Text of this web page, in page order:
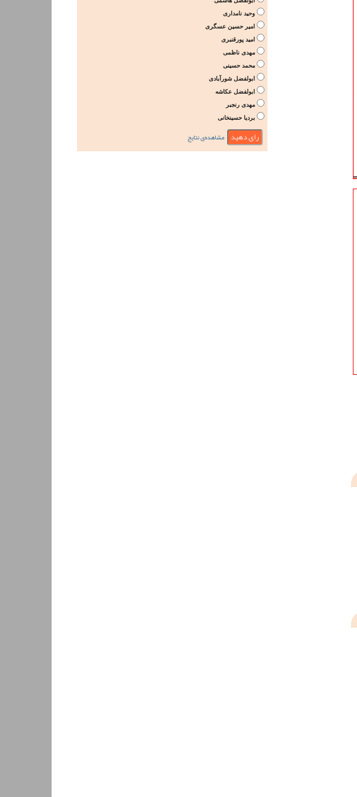
وحید نامداری
امیر حسین عسگری
امید پورقنبری
مهدی ناظمی
محمد حسینی
ابولفضل شورآبادی
ابولفضل عکاشه
مهدی رنجبر
بردیا حسینخانی
مشاهده‌ی نتایج